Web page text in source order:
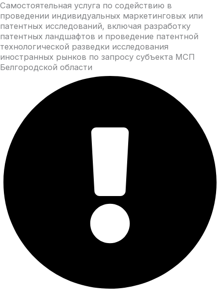
Самостоятельная услуга по содействию в
проведении индивидуальных маркетинговых или
патентных исследований, включая разработку
патентных ландшафтов и проведение патентной
технологической разведки исследования
иностранных рынков по запросу субъекта МСП
Белгородской области